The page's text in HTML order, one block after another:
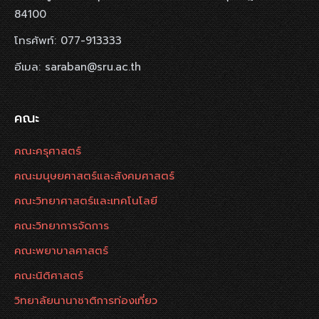
84100
โทรศัพท์: 077-913333
อีเมล: saraban@sru.ac.th
คณะ
คณะครุศาสตร์
คณะมนุษยศาสตร์และสังคมศาสตร์
คณะวิทยาศาสตร์และเทคโนโลยี
คณะวิทยาการจัดการ
คณะพยาบาลศาสตร์
คณะนิติศาสตร์
วิทยาลัยนานาชาติการท่องเที่ยว